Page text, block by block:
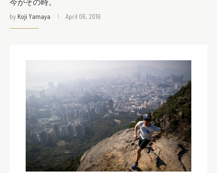
今がその時。
by Koji Yamaya April 06, 2016